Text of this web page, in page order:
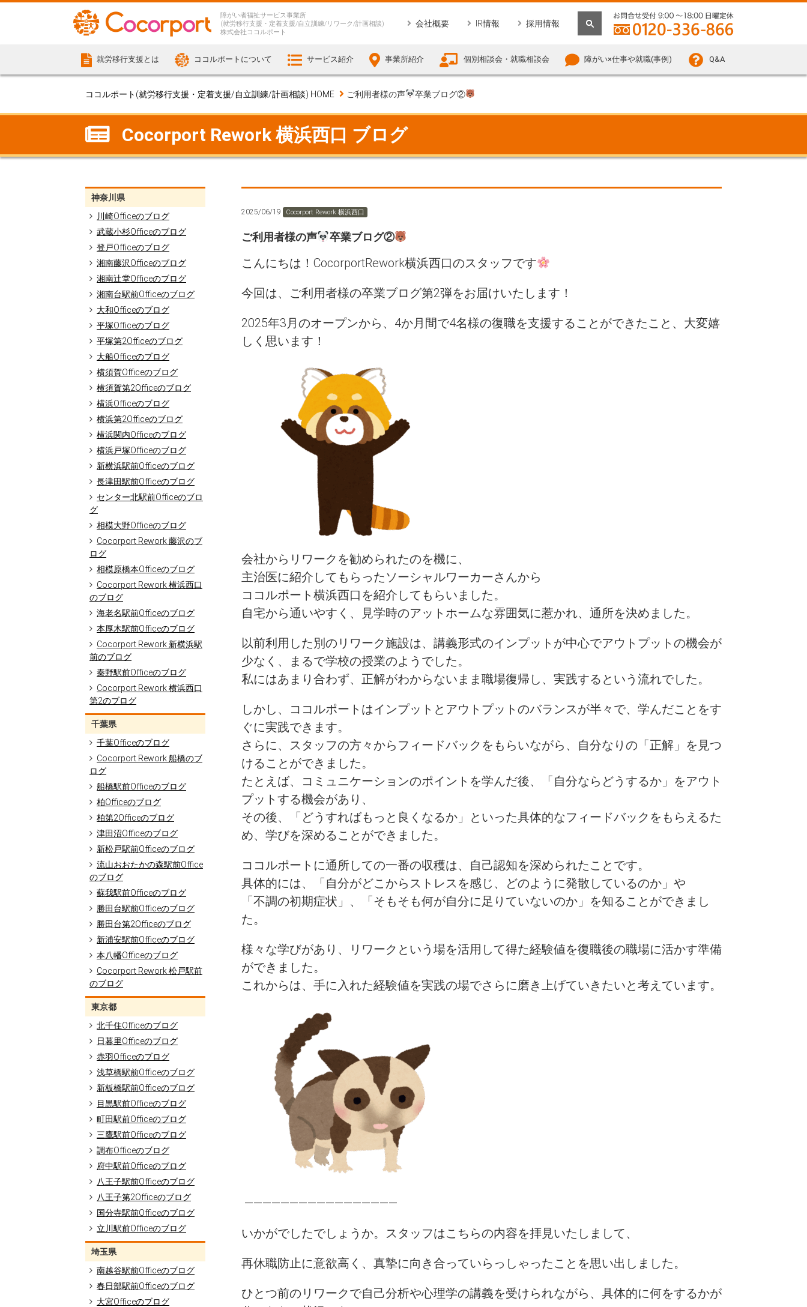
障がい者福祉サービス事業所
(就労移行支援・定着支援/自立訓練/リワーク/計画相談)
株式会社ココルポート
会社概要 IR情報 採用情報
就労移行支援とは ココルポートについて サービス紹介 事業所紹介 個別相談会・就職相談会 障がい×仕事や就職(事例) Q&A
ココルポート(就労移行支援・定着支援/自立訓練/計画相談) HOME ご利用者様の声 卒業ブログ②
Cocorport Rework 横浜西口 ブログ
神奈川県
川崎Officeのブログ
武蔵小杉Officeのブログ
登戸Officeのブログ
湘南藤沢Officeのブログ
湘南辻堂Officeのブログ
湘南台駅前Officeのブログ
大和Officeのブログ
平塚Officeのブログ
平塚第2Officeのブログ
大船Officeのブログ
横須賀Officeのブログ
横須賀第2Officeのブログ
横浜Officeのブログ
横浜第2Officeのブログ
横浜関内Officeのブログ
横浜戸塚Officeのブログ
新横浜駅前Officeのブログ
長津田駅前Officeのブログ
センター北駅前Officeのブロ
グ
相模大野Officeのブログ
Cocorport Rework 藤沢のブ
ログ
相模原橋本Officeのブログ
Cocorport Rework 横浜西口
のブログ
海老名駅前Officeのブログ
本厚木駅前Officeのブログ
Cocorport Rework 新横浜駅
前のブログ
秦野駅前Officeのブログ
Cocorport Rework 横浜西口
第2のブログ
千葉県
千葉Officeのブログ
Cocorport Rework 船橋のブ
ログ
船橋駅前Officeのブログ
柏Officeのブログ
柏第2Officeのブログ
津田沼Officeのブログ
新松戸駅前Officeのブログ
流山おおたかの森駅前Office
のブログ
蘇我駅前Officeのブログ
勝田台駅前Officeのブログ
勝田台第2Officeのブログ
新浦安駅前Officeのブログ
本八幡Officeのブログ
Cocorport Rework 松戸駅前
のブログ
東京都
北千住Officeのブログ
日暮里Officeのブログ
赤羽Officeのブログ
浅草橋駅前Officeのブログ
新板橋駅前Officeのブログ
目黒駅前Officeのブログ
町田駅前Officeのブログ
三鷹駅前Officeのブログ
調布Officeのブログ
府中駅前Officeのブログ
八王子駅前Officeのブログ
八王子第2Officeのブログ
国分寺駅前Officeのブログ
立川駅前Officeのブログ
埼玉県
南越谷駅前Officeのブログ
春日部駅前Officeのブログ
大宮Officeのブログ
2025/06/19 Cocorport Rework 横浜西口
ご利用者様の声 卒業ブログ②
こんにちは！CocorportRework横浜西口のスタッフです
今回は、ご利用者様の卒業ブログ第2弾をお届けいたします！
2025年3月のオープンから、4か月間で4名様の復職を支援することができたこと、大変嬉
しく思います！
会社からリワークを勧められたのを機に、
主治医に紹介してもらったソーシャルワーカーさんから
ココルポート横浜西口を紹介してもらいました。
自宅から通いやすく、見学時のアットホームな雰囲気に惹かれ、通所を決めました。
以前利用した別のリワーク施設は、講義形式のインプットが中心でアウトプットの機会が
少なく、まるで学校の授業のようでした。
私にはあまり合わず、正解がわからないまま職場復帰し、実践するという流れでした。
しかし、ココルポートはインプットとアウトプットのバランスが半々で、学んだことをす
ぐに実践できます。
さらに、スタッフの方々からフィードバックをもらいながら、自分なりの「正解」を見つ
けることができました。
たとえば、コミュニケーションのポイントを学んだ後、「自分ならどうするか」をアウト
プットする機会があり、
その後、「どうすればもっと良くなるか」といった具体的なフィードバックをもらえるた
め、学びを深めることができました。
ココルポートに通所しての一番の収穫は、自己認知を深められたことです。
具体的には、「自分がどこからストレスを感じ、どのように発散しているのか」や
「不調の初期症状」、「そもそも何が自分に足りていないのか」を知ることができまし
た。
様々な学びがあり、リワークという場を活用して得た経験値を復職後の職場に活かす準備
ができました。
これからは、手に入れた経験値を実践の場でさらに磨き上げていきたいと考えています。
—————————————————
いかがでしたでしょうか。スタッフはこちらの内容を拝見いたしまして、
再休職防止に意欲高く、真摯に向き合っていらっしゃったことを思い出しました。
ひとつ前のリワークで自己分析や心理学の講義を受けられながら、具体的に何をするかが